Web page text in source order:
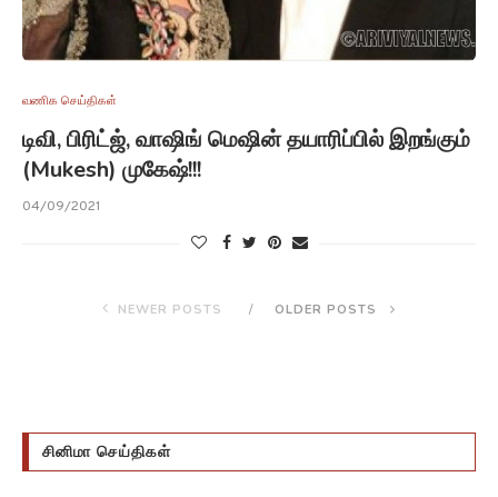
வணிக செய்திகள்
டிவி, பிரிட்ஜ், வாஷிங் மெஷின் தயாரிப்பில் இறங்கும்
(Mukesh) முகேஷ்!!!
04/09/2021
NEWER POSTS OLDER POSTS
சினிமா செய்திகள்